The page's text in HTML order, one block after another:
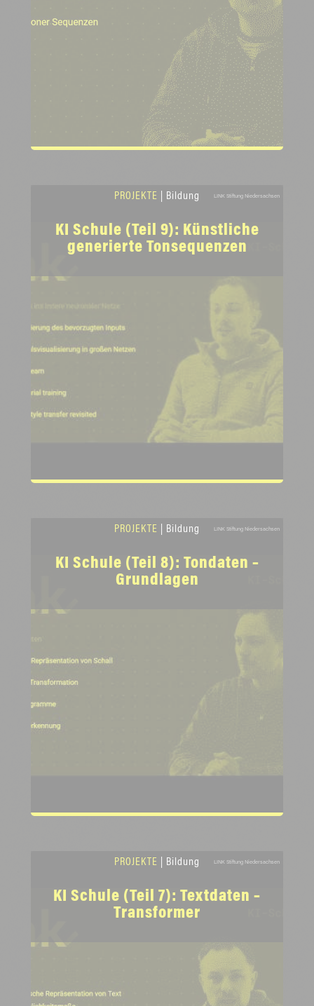
LINK Stiftung Niedersachsen
PROJEKTE | Bildung
KI Schule (Teil 9): Künstliche
generierte Tonsequenzen
LINK Stiftung Niedersachsen
PROJEKTE | Bildung
KI Schule (Teil 8): Tondaten –
Grundlagen
LINK Stiftung Niedersachsen
PROJEKTE | Bildung
KI Schule (Teil 7): Textdaten –
Transformer